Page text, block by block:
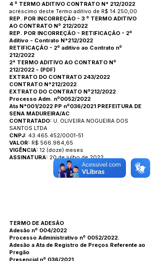
4 º TERMO ADITIVO CONTRATO N° 212/2022
acréscimo deste Termo aditivo de R$ 14.250,00
REP. POR INCORREÇÃO - 3 º TERMO ADITIVO
AO CONTRATO Nº 212/2022
REP. POR INCORREÇÃO - RETIFICAÇÃO - 2º
Aditivo - Contrato N°212/2022
RETIFICAÇÃO - 2º aditivo ao Contrato nº
212/2022
2° TERMO ADITIVO AO CONTRATO Nº
212/2022 - (PDF)
EXTRATO DO CONTRATO 243/2022
CONTRATO N°212/2022
EXTRATO DO CONTRATO Nº212/2022
Processo Adm. nº0052/2022
Ata N°001/2022 PP nº036/2021 PREFEITURA DE
SENA MADUREIRA/AC
CONTRATADO: U. OLIVEIRA NOGUEIRA DOS
SANTOS LTDA
CNPJ: 43.465.452/0001-51
VALOR: R$ 566.984,65
VIGÊNCIA: 12 (doze) meses
ASSINATURA: 20 de julho de 2022
TERMO DE ADESÃO
Adesão nº 004/2022
Processo Administrativo nº 0052/2022.
Adesão a Ata de Registro de Preços Referente ao
Pregão
Presencial nº 036/2021